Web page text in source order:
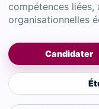
compétences liées,
organisationnelles
Candidater